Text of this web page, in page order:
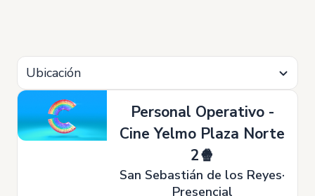
Ubicación
Personal Operativo -
Cine Yelmo Plaza Norte
2🍿
San Sebastián de los Reyes
Presencial